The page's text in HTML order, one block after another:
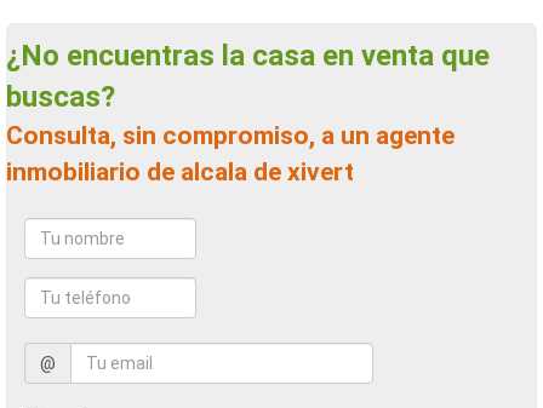
¿No encuentras la casa en venta que
buscas?
Consulta, sin compromiso, a un agente
inmobiliario de alcala de xivert
@